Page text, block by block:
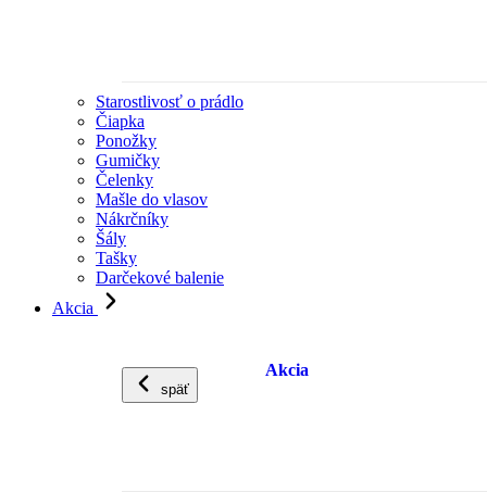
Starostlivosť o prádlo
Čiapka
Ponožky
Gumičky
Čelenky
Mašle do vlasov
Nákrčníky
Šály
Tašky
Darčekové balenie
Akcia
späť
Akcia